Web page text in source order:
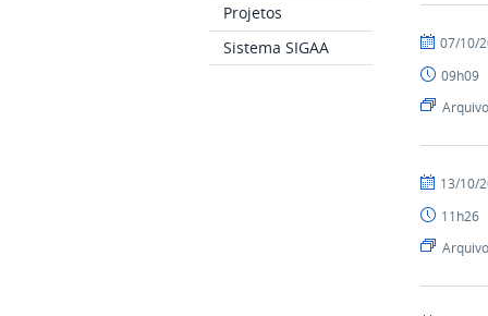
Projetos
Sistema SIGAA
por
publicado
07/10/
09h09
Arquivo
por
publicado
13/10/
11h26
Arquivo